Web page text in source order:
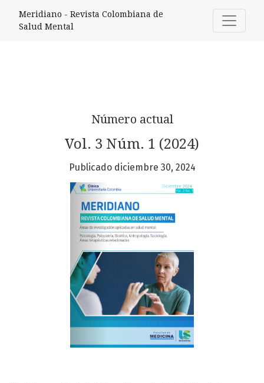
Meridiano - Revista Colombiana de
Meridiano - Revista Colombiana de
Salud Mental
Número actual
Vol. 3 Núm. 1 (2024)
Publicado diciembre 30, 2024